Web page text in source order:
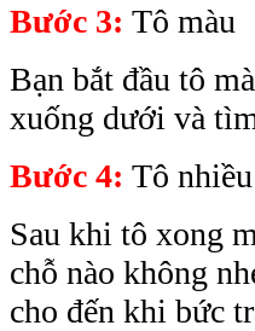
Bước 3: Tô màu
Bạn bắt đầu tô
xuống dưới và
Bước 4: Tô
Sau khi tô xong
chỗ nào không
cho đến khi bức